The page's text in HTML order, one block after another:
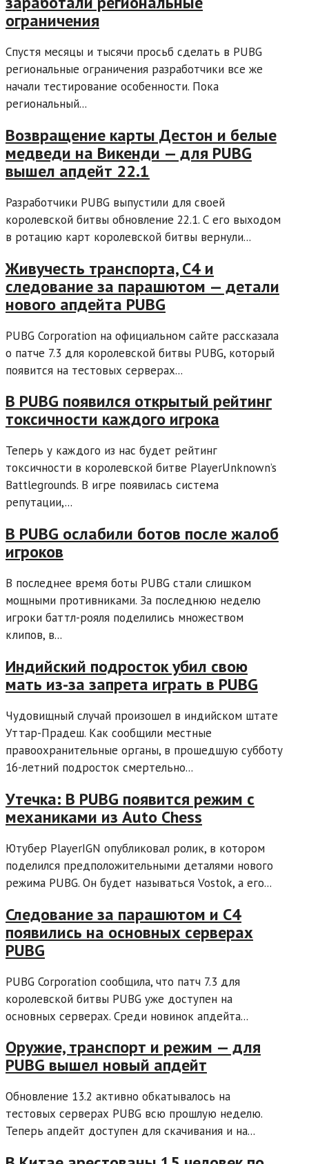
ограничения
Спустя месяцы и тысячи просьб сделать в PUBG
региональные ограничения разработчики все же
начали тестирование особенности. Пока
региональный...
Возвращение карты Дестон и белые
медведи на Викенди — для PUBG
вышел апдейт 22.1
Разработчики PUBG выпустили для своей
королевской битвы обновление 22.1. С его выходом
в ротацию карт королевской битвы вернули...
Живучесть транспорта, C4 и
следование за парашютом — детали
нового апдейта PUBG
PUBG Corporation на официальном сайте рассказала
о патче 7.3 для королевской битвы PUBG, который
появится на тестовых серверах...
В PUBG появился открытый рейтинг
токсичности каждого игрока
Теперь у каждого из нас будет рейтинг
токсичности в королевской битве PlayerUnknown’s
Battlegrounds. В игре появилась система
репутации,...
В PUBG ослабили ботов после жалоб
игроков
В последнее время боты PUBG стали слишком
мощными противниками. За последнюю неделю
игроки баттл-рояля поделились множеством
клипов, в...
Индийский подросток убил свою
мать из-за запрета играть в PUBG
Чудовищный случай произошел в индийском штате
Уттар-Прадеш. Как сообщили местные
правоохранительные органы, в прошедшую субботу
16-летний подросток смертельно...
Утечка: В PUBG появится режим с
механиками из Auto Chess
Ютубер PlayerIGN опубликовал ролик, в котором
поделился предположительными деталями нового
режима PUBG. Он будет называться Vostok, а его...
Следование за парашютом и C4
появились на основных серверах
PUBG
PUBG Corporation сообщила, что патч 7.3 для
королевской битвы PUBG уже доступен на
основных серверах. Среди новинок апдейта...
Оружие, транспорт и режим — для
PUBG вышел новый апдейт
Обновление 13.2 активно обкатывалось на
тестовых серверах PUBG всю прошлую неделю.
Теперь апдейт доступен для скачивания и на...